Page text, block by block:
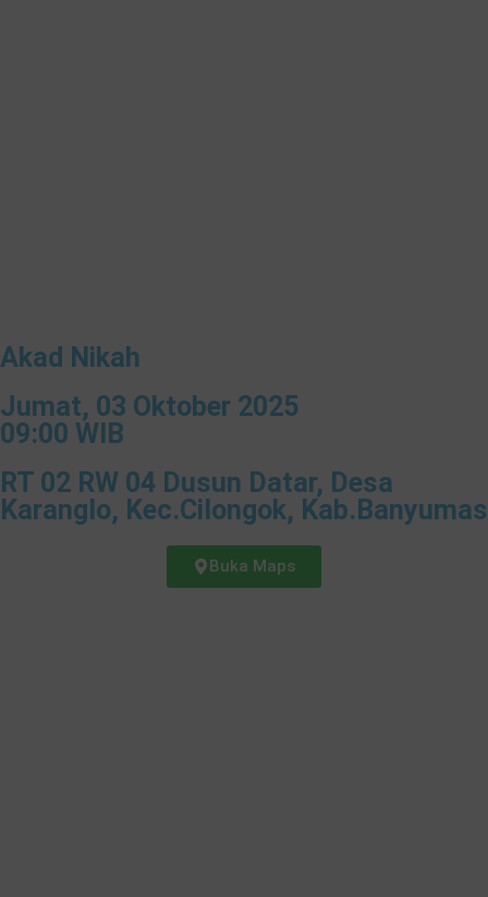
Akad Nikah
Jumat, 03 Oktober 2025
09:00 WIB
RT 02 RW 04 Dusun Datar, Desa
Karanglo, Kec.Cilongok, Kab.Banyumas
Buka Maps